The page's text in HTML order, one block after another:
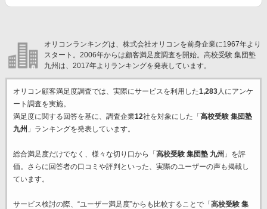
オリコンランキングは、株式会社オリコンを前身企業に1967年より
スタート。2006年からは顧客満足度調査を開始。高校受験 集団塾
九州は、2017年よりランキングを発表しています。
オリコン顧客満足度調査では、実際にサービスを利用した1,283人にアンケ
ート調査を実施。
満足度に関する回答を基に、調査企業12社を対象にした「 高校受験 集団塾
九州 」ランキングを発表しています。
総合満足度だけでなく、様々な切り口から「 高校受験 集団塾 九州 」を評
価。さらに回答者の口コミや評判といった、実際のユーザーの声も掲載し
ています。
サービス検討の際、“ユーザー満足度”からも比較することで「 高校受験 集